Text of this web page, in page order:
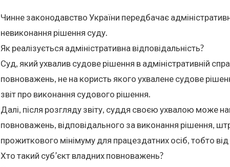
Чинне законодавство України передбачає
невиконання рішення суду.
Як реалізується адміністративна відповідальність?
Суд, який ухвалив судове рішення в адміністративній
повноважень, не на користь якого ухвалене судове
звіт про виконання судового рішення.
Далі, після розгляду звіту, суддя своєю ухвалою може
повноважень, відповідального за виконання рішення,
прожиткового мінімуму для працездатних осіб, тобто
Хто такий суб’єкт владних повноважень?